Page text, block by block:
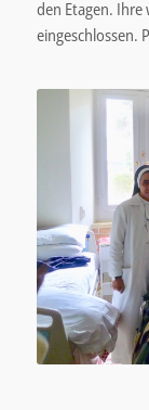
den Etagen. Ihre
eingeschlossen.